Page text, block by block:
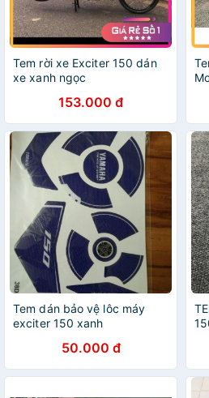
Tem rời xe Exciter 150 dán
xe xanh ngọc
153.000 đ
Tem dán bảo vệ lôc máy
exciter 150 xanh
50.000 đ